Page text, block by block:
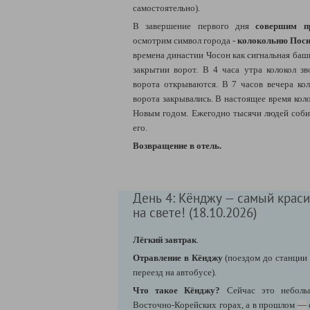
самостоятельно).
В завершение первого дня совершим
осмотрим символ города - колокольню
времена династии Чосон как сигнальная
закрытии ворот. В 4 часа утра колокол
ворота открываются. В 7 часов вечера
ворота закрывались. В настоящее время
Новым годом. Ежегодно тысячи людей
его.
Возвращение в отель.
День 4: Кёнджу — самый
на свете! (18.10.2026)
Лёгкий завтрак
Отравление в Кёнджу(поездом до
переезд на автобусе).
Что такое Кёнджу? Сейчас это
Восточно-Корейских горах, а в прошлом —